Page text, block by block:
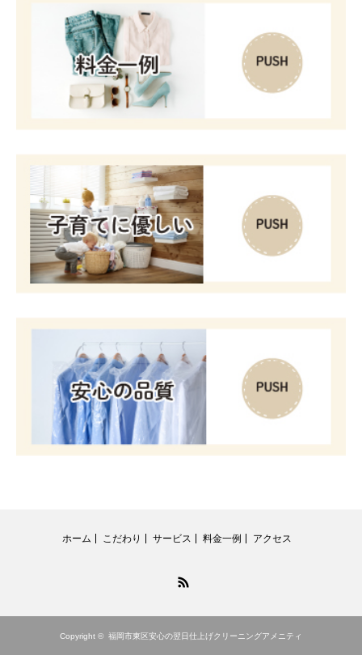
ホーム こだわり サービス 料金一例 アクセス
Copyright © 福岡市東区安心の翌日仕上げクリーニングアメニティ